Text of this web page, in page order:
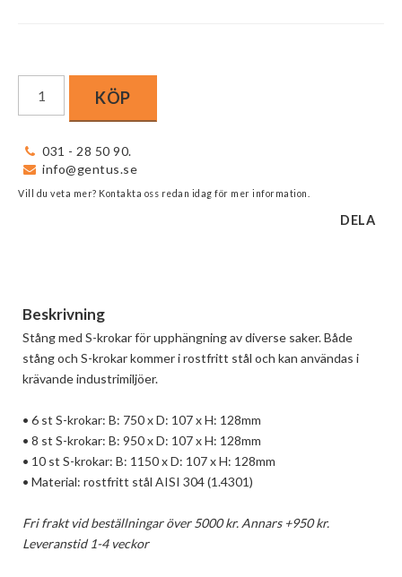
KÖP
031 - 28 50 90.
info@gentus.se
Vill du veta mer? Kontakta oss redan idag för mer information.
DELA
Beskrivning
Stång med S-krokar för upphängning av diverse saker. Både
stång och S-krokar kommer i rostfritt stål och kan användas i
krävande industrimiljöer.
• 6 st S-krokar: B: 750 x D: 107 x H: 128mm
• 8 st S-krokar: B: 950 x D: 107 x H: 128mm
• 10 st S-krokar: B: 1150 x D: 107 x H: 128mm
• Material: rostfritt stål AISI 304 (1.4301)
Fri frakt vid beställningar över 5000 kr. Annars +950 kr.
Leveranstid 1-4 veckor